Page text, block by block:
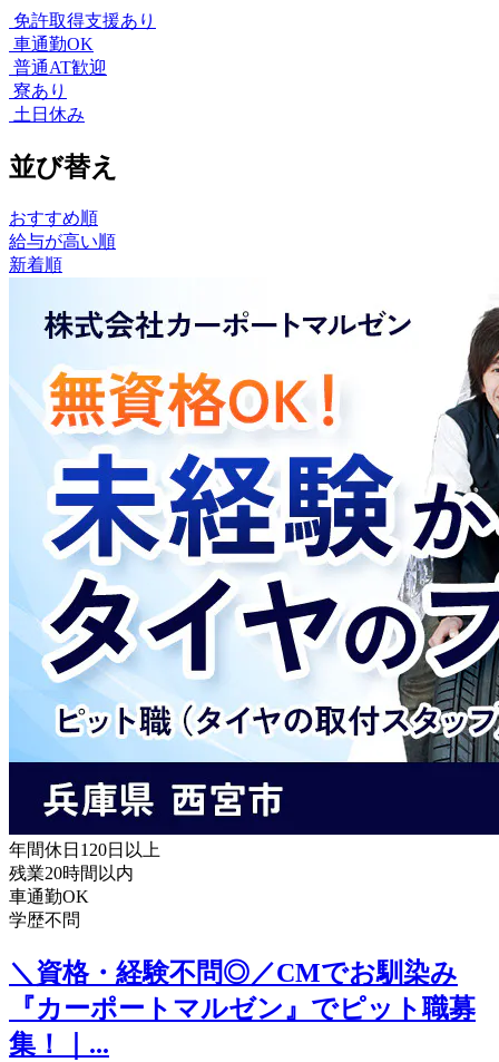
免許取得支援あり
車通勤OK
普通AT歓迎
寮あり
土日休み
並び替え
おすすめ順
給与が高い順
新着順
年間休日120日以上
残業20時間以内
車通勤OK
学歴不問
＼資格・経験不問◎／CMでお馴染み
『カーポートマルゼン』でピット職募
集！｜...